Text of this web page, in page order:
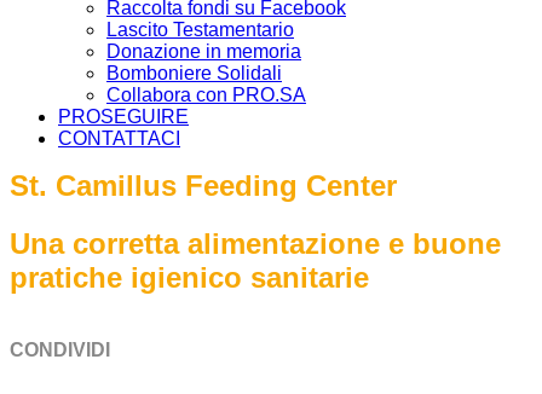
Raccolta fondi su Facebook
Lascito Testamentario
Donazione in memoria
Bomboniere Solidali
Collabora con PRO.SA
PROSEGUIRE
CONTATTACI
St. Camillus Feeding Center
Una corretta alimentazione e buone
pratiche igienico sanitarie
CONDIVIDI